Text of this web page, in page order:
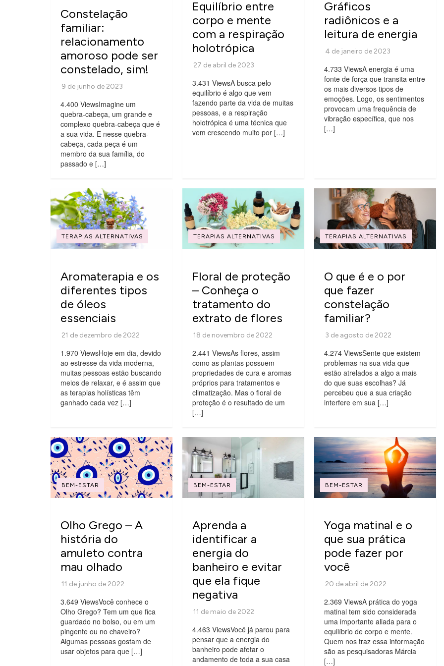
Constelação
familiar:
relacionamento
amoroso pode ser
constelado, sim!
4.400 ViewsImagine um
quebra-cabeça, um grande e
complexo quebra-cabeça que é
a sua vida. E nesse quebra-
cabeça, cada peça é um
membro da sua família, do
passado e […]
Equilíbrio entre
corpo e mente
com a respiração
holotrópica
3.431 ViewsA busca pelo
equilíbrio é algo que vem
fazendo parte da vida de muitas
pessoas, e a respiração
holotrópica é uma técnica que
vem crescendo muito por […]
Gráficos
radiônicos e a
leitura de energia
4.733 ViewsA energia é uma
fonte de força que transita entre
os mais diversos tipos de
emoções. Logo, os sentimentos
provocam uma frequência de
vibração específica, que nos
[…]
TERAPIAS ALTERNATIVAS
Aromaterapia e os
diferentes tipos
de óleos
essenciais
1.970 ViewsHoje em dia, devido
ao estresse da vida moderna,
muitas pessoas estão buscando
meios de relaxar, e é assim que
as terapias holísticas têm
ganhado cada vez […]
TERAPIAS ALTERNATIVAS
Floral de proteção
– Conheça o
tratamento do
extrato de flores
2.441 ViewsAs flores, assim
como as plantas possuem
propriedades de cura e aromas
próprios para tratamentos e
climatização. Mas o floral de
proteção é o resultado de um
[…]
TERAPIAS ALTERNATIVAS
O que é e o por
que fazer
constelação
familiar?
4.274 ViewsSente que existem
problemas na sua vida que
estão atrelados a algo a mais
do que suas escolhas? Já
percebeu que a sua criação
interfere em sua […]
BEM-ESTAR
Olho Grego – A
história do
amuleto contra
mau olhado
3.649 ViewsVocê conhece o
Olho Grego? Tem um que fica
guardado no bolso, ou em um
pingente ou no chaveiro?
Algumas pessoas gostam de
usar objetos para que […]
BEM-ESTAR
Aprenda a
identificar a
energia do
banheiro e evitar
que ela fique
negativa
4.463 ViewsVocê já parou para
pensar que a energia do
banheiro pode afetar o
andamento de toda a sua casa
BEM-ESTAR
Yoga matinal e o
que sua prática
pode fazer por
você
2.369 ViewsA prática do yoga
matinal tem sido considerada
uma importante aliada para o
equilíbrio de corpo e mente.
Quem nos traz essa informação
são as pesquisadoras Márcia
[…]